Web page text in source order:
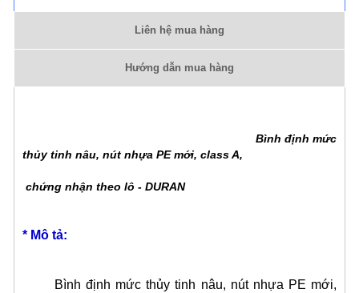
Liên hệ mua hàng
Hướng dẫn mua hàng
Bình định mức
thủy tinh nâu, nút nhựa PE mới, class A,
chứng nhận theo lô - DURAN
* Mô tả:
Bình định mức thủy tinh nâu, nút nhựa PE mới,